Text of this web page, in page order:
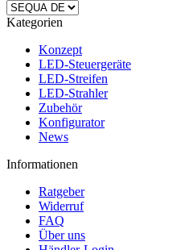
Kategorien
Konzept
LED-Steuergeräte
LED-Streifen
LED-Strahler
Zubehör
Konfigurator
News
Informationen
Ratgeber
Widerruf
FAQ
Über uns